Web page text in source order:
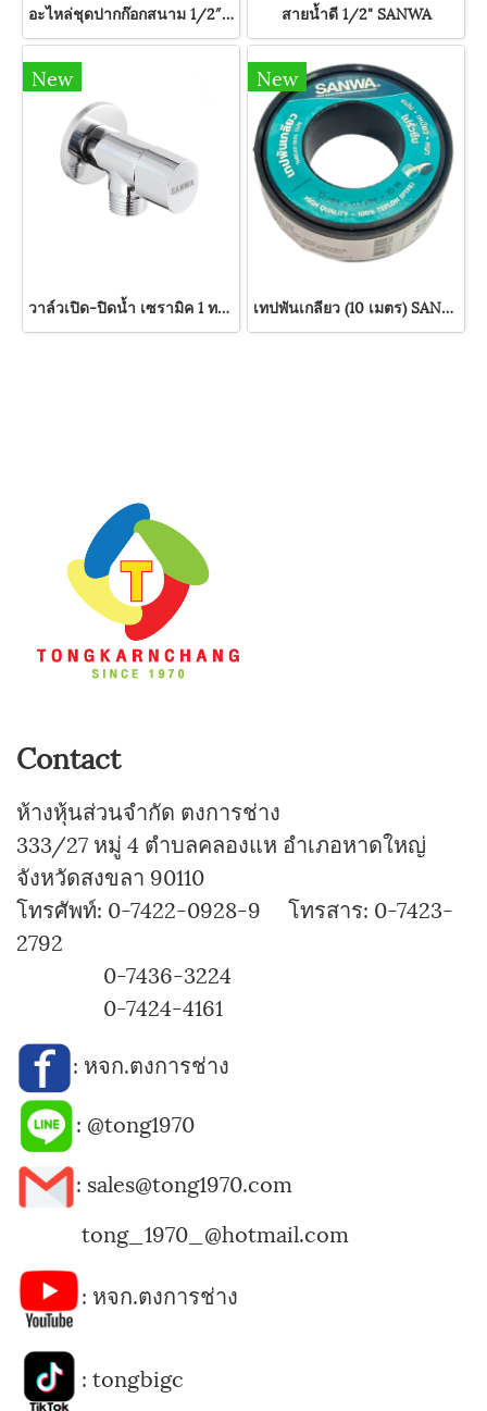
อะไหล่ชุดปากก๊อกสนาม 1/2″ SANWA สายน้ำดี 1/2" SANWA
New
วาล์วเปิด-ปิดน้ำ เซรามิค 1 ทาง 1/2" SANWA JET
New
เทปพันเกลียว (10 เมตร) SANWA
Contact
ห้างหุ้นส่วนจำกัด ตงการช่าง
333/27 หมู่ 4 ตำบลคลองแห อำเภอหาดใหญ่
จังหวัดสงขลา 90110
โทรศัพท์: 0-7422-0928-9 โทรสาร: 0-7423-
2792
0-7436-3224
0-7424-4161
: หจก.ตงการช่าง
: @tong1970
: sales@tong1970.com
tong_1970_@hotmail.com
: หจก.ตงการช่าง
: tongbigc